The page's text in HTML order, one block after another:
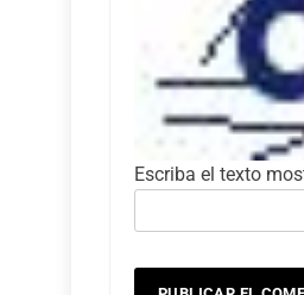
Escriba el texto